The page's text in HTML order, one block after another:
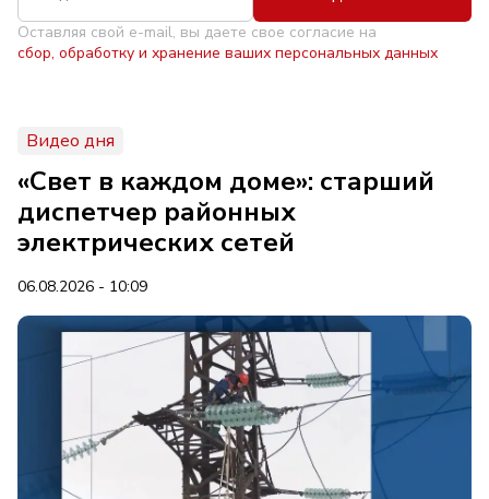
Оставляя свой e-mail, вы даете свое согласие на
сбор, обработку и хранение ваших персональных данных
Видео дня
«Свет в каждом доме»: старший
диспетчер районных
электрических сетей
06.08.2026 - 10:09